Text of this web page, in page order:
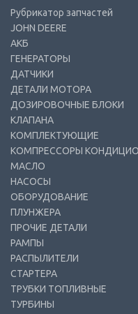
Рубрикатор запчастей
JOHN DEERE
АКБ
ГЕНЕРАТОРЫ
ДАТЧИКИ
ДЕТАЛИ МОТОРА
ДОЗИРОВОЧНЫЕ БЛОКИ
КЛАПАНА
КОМПЛЕКТУЮЩИЕ
КОМПРЕССОРЫ
МАСЛО
НАСОСЫ
ОБОРУДОВАНИЕ
ПЛУНЖЕРА
ПРОЧИЕ ДЕТАЛИ
РАМПЫ
РАСПЫЛИТЕЛИ
СТАРТЕРА
ТРУБКИ ТОПЛИВНЫЕ
ТУРБИНЫ